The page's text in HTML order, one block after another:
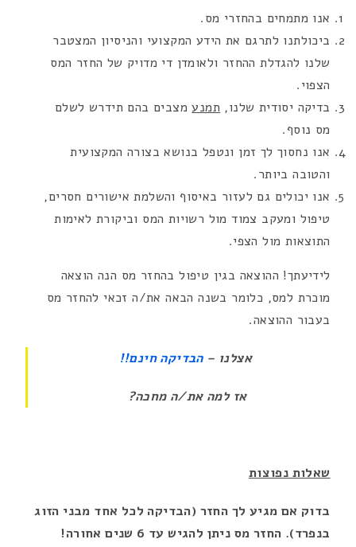
אנו מתמחים בהחזרי מס.
ביכולתנו לתרגם את הידע המקצועי והניסיון המצטבר
שלנו להגדלת ההחזר ולאומדן די מדויק של החזר המס
הצפוי.
בדיקה יסודית שלנו,תמנעמצבים בהם תידרש לשלם
מס נוסף.
אנו נחסוך לך זמן ונטפל בנושא בצורה המקצועית
והטובה ביותר.
אנו יכולים גם לעזור באיסוף והשלמת אישורים חסרים,
טיפול ומעקב צמוד מול רשויות המס וביקורת לאימות
התוצאות מול הצפי.
לידיעתך! ההוצאה בגין טיפול בהחזר מס הנה הוצאה
מוכרת למס, כלומר בשנה הבאה את/ה זכאי להחזר מס
בעבור ההוצאה.
אצלנו –הבדיקה חינם!!
אז למה את/ה מחכה?
שאלות נפוצות
בדוק אם מגיע לך החזר (הבדיקה לכל אחד מבני הזוג
בנפרד). החזר מס ניתן להגיש עד 6 שנים אחורה!